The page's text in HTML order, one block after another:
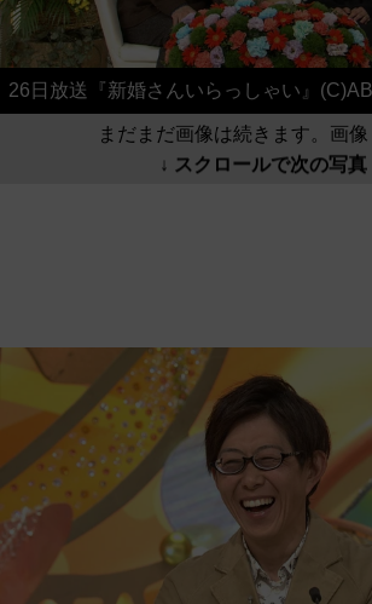
26日放送『新婚さんいらっしゃい』
まだまだ画像は続きます。画像
↓ スクロールで次の写真